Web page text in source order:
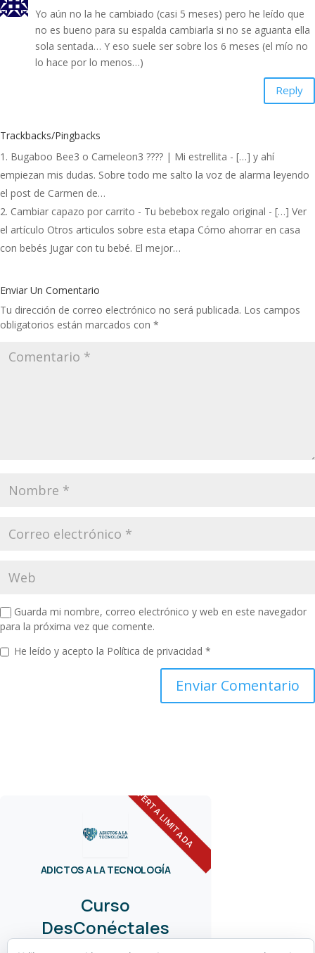
Yo aún no la he cambiado (casi 5 meses) pero he leído que
no es bueno para su espalda cambiarla si no se aguanta ella
sola sentada… Y eso suele ser sobre los 6 meses (el mío no
lo hace por lo menos…)
Reply
Trackbacks/Pingbacks
Bugaboo Bee3 o Cameleon3 ???? | Mi estrellita - […] y ahí
empiezan mis dudas. Sobre todo me salto la voz de alarma leyendo
el post de Carmen de…
Cambiar capazo por carrito - Tu bebebox regalo original - […] Ver
el artículo Otros articulos sobre esta etapa Cómo ahorrar en casa
con bebés Jugar con tu bebé. El mejor…
Enviar Un Comentario
Tu dirección de correo electrónico no será publicada. Los campos
obligatorios están marcados con *
Guarda mi nombre, correo electrónico y web en este navegador
para la próxima vez que comente.
He leído y acepto la Política de privacidad *
OFERTA LIMITADA
ADICTOS A LA TECNOLOGÍA
Curso
DesConéctales